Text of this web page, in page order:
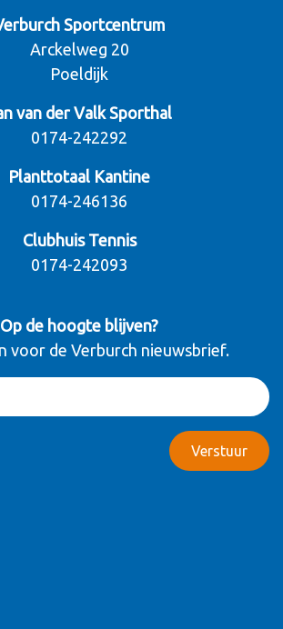
Sportcentrum
Arckelweg 20
Poeldijk
van der Valk Sporthal
0174-242292
Planttotaal Kantine
0174-246136
Clubhuis Tennis
0174-242093
Op de hoogte blijven?
voor de Verburch nieuwsbrief.